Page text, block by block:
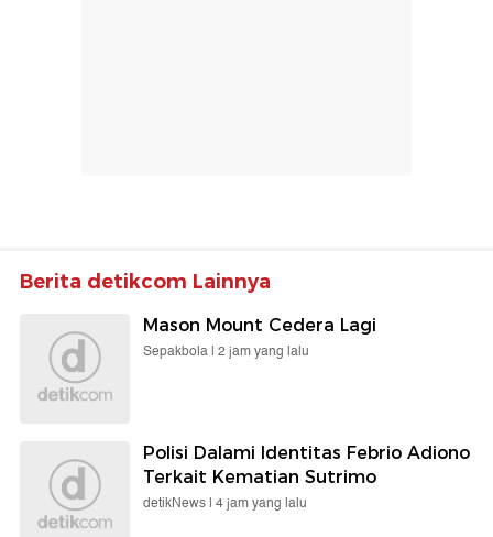
Berita detikcom Lainnya
Mason Mount Cedera Lagi
Sepakbola | 2 jam yang lalu
Polisi Dalami Identitas Febrio Adiono
Terkait Kematian Sutrimo
detikNews | 4 jam yang lalu